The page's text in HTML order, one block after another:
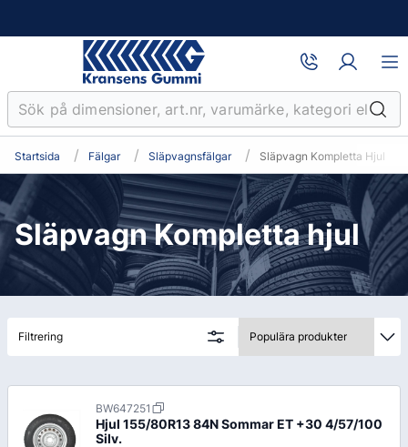
Startsida Fälgar Släpvagnsfälgar Släpvagn Kompletta Hjul
Släpvagn Kompletta hjul
Filtrering
BW647251
Hjul 155/80R13 84N Sommar ET +30 4/57/100
Silv.